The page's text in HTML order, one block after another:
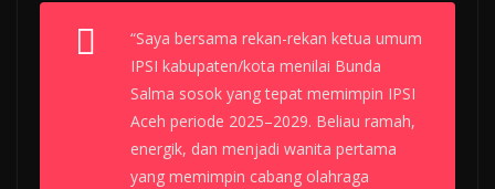
“Saya bersama rekan-rekan ketua umum
IPSI kabupaten/kota menilai Bunda
Salma sosok yang tepat memimpin IPSI
Aceh periode 2025–2029. Beliau ramah,
energik, dan menjadi wanita pertama
yang memimpin cabang olahraga